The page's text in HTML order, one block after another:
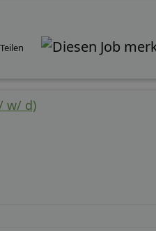
Teilen
w/ d)